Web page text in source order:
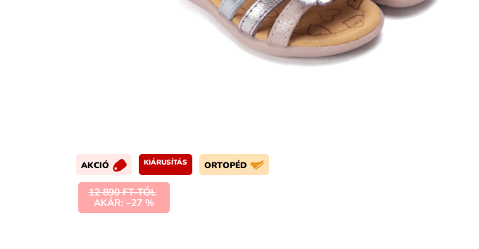
AKCIÓ KIÁRUSÍTÁS ORTOPÉD
12 890 FT-TÓL
AKÁR: –27 %